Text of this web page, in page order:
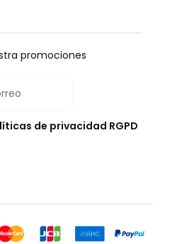
promociones
de privacidad RGPD